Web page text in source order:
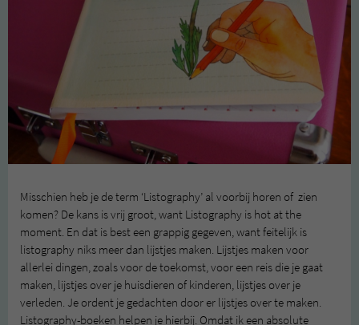
Misschien heb je de term ‘Listography’ al voorbij horen of zien
komen? De kans is vrij groot, want Listography is hot at the
moment. En dat is best een grappig gegeven, want feitelijk is
listography niks meer dan lijstjes maken. Lijstjes maken voor
allerlei dingen, zoals voor de toekomst, voor een reis die je gaat
maken, lijstjes over je huisdieren of kinderen, lijstjes over je
verleden. Je ordent je gedachten door er lijstjes over te maken.
Listography-boeken helpen je hierbij. Omdat ik een absolute